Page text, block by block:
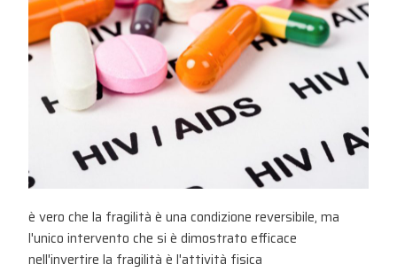
è vero che la fragilità è una condizione reversibile, ma
l'unico intervento che si è dimostrato efficace
nell'invertire la fragilità è l'attività fisica